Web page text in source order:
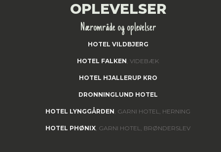
OPLEVELSER
Nærområde og oplevelser
HOTEL VILDBJERG
HOTEL FALKEN, VIDEBÆK
HOTEL HJALLERUP KRO
DRONNINGLUND HOTEL
HOTEL LYNGGÅRDEN, GARNI HOTEL, HERNING
HOTEL PHØNIX, GARNI HOTEL, BRØNDERSLEV